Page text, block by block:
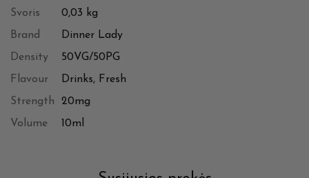
Svoris
0,03 kg
Brand
Dinner Lady
Density
50VG/50PG
Flavour
Drinks, Fresh
Strength
20mg
Volume
10ml